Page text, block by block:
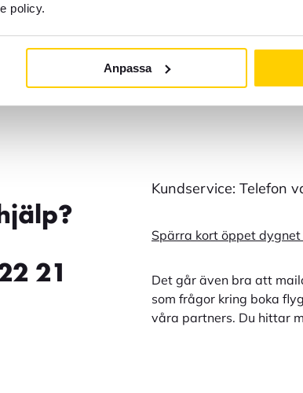
policy.
Anpassa
21
Kundservice: Telefon
Spärra kort öppet
Det går även bra att
som frågor kring boka
våra partners. Du hittar